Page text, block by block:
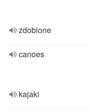
zdobione
canoes
kajaki